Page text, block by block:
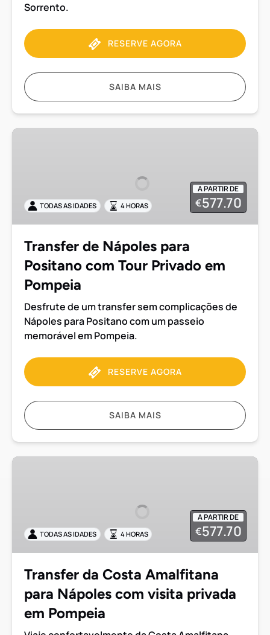
Sorrento.
RESERVE AGORA
SAIBA MAIS
Transfer
com
Tour
Pompeia
A PARTIR DE
€577.70
TODAS AS IDADES 4 HORAS
Transfer de Nápoles para
Positano com Tour Privado em
Pompeia
Desfrute de um transfer sem complicações de
Nápoles para Positano com um passeio
memorável em Pompeia.
RESERVE AGORA
SAIBA MAIS
Transfer
Nápoles
com
privada
em
Pompeia
A PARTIR DE
€577.70
TODAS AS IDADES 4 HORAS
Transfer da Costa Amalfitana
para Nápoles com visita privada
em Pompeia